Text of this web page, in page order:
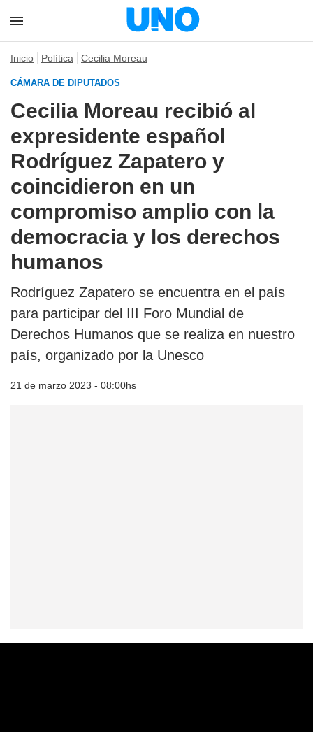
Inicio Política Cecilia Moreau
CÁMARA DE DIPUTADOS
Cecilia Moreau recibió al
expresidente español
Rodríguez Zapatero y
coincidieron en un
compromiso amplio con la
democracia y los derechos
humanos
Rodríguez Zapatero se encuentra en el país
para participar del III Foro Mundial de
Derechos Humanos que se realiza en nuestro
país, organizado por la Unesco
21 de marzo 2023 - 08:00hs